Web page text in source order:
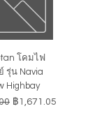
โคมไฟ
รุ่น Navia
Highbay
ราคาขายลด
฿1,671.05